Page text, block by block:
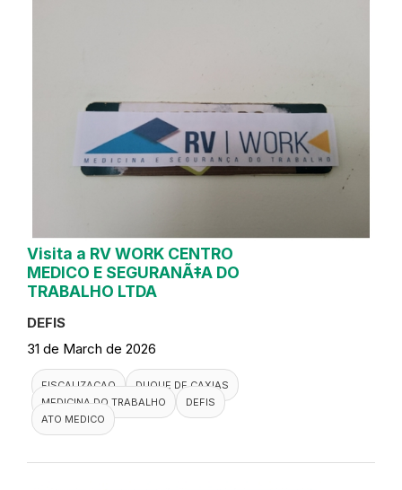
Visita a RV WORK CENTRO
MEDICO E SEGURANÃ‡A DO
TRABALHO LTDA
DEFIS
31 de March de 2026
FISCALIZACAO
DUQUE DE CAXIAS
MEDICINA DO TRABALHO
DEFIS
ATO MEDICO